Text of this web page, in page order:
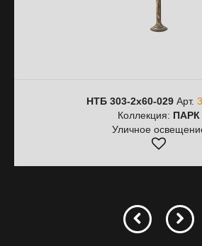
НТБ 303-2х60-029 Арт.
Коллекция: ПАРК
Уличное